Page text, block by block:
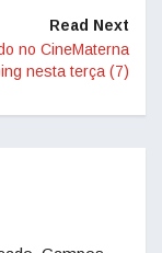
Read Next
no CineMaterna
nesta terça (7)